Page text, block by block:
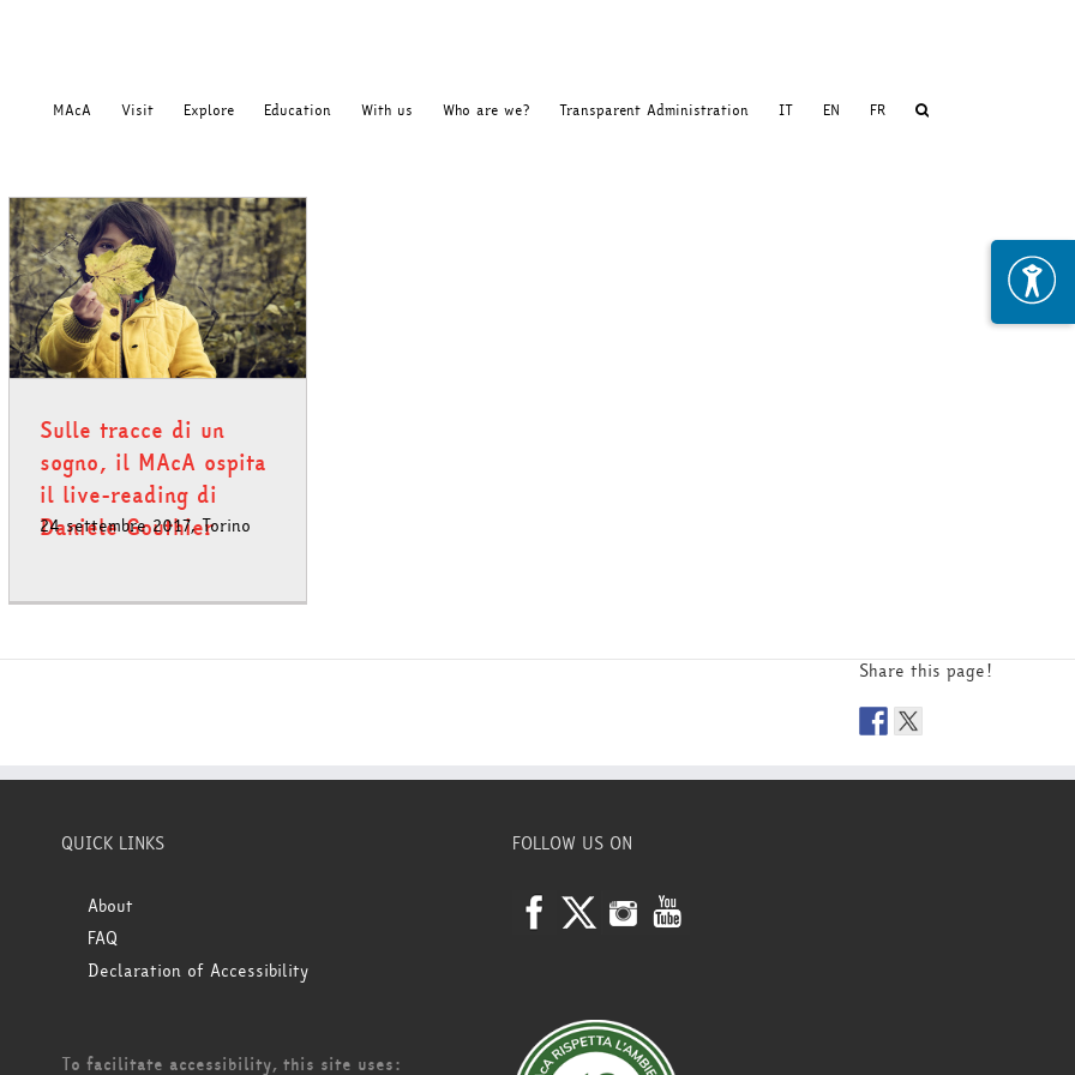
MAcA Visit Explore Education With us Who are we? Transparent Administration IT EN FR
Sulle tracce di un
sogno, il MAcA ospita
il live-reading di
Daniele Gouthier
24 settembre 2017, Torino
Share this page!
QUICK LINKS
About
FAQ
Declaration of Accessibility
To facilitate accessibility, this site uses:
FOLLOW US ON